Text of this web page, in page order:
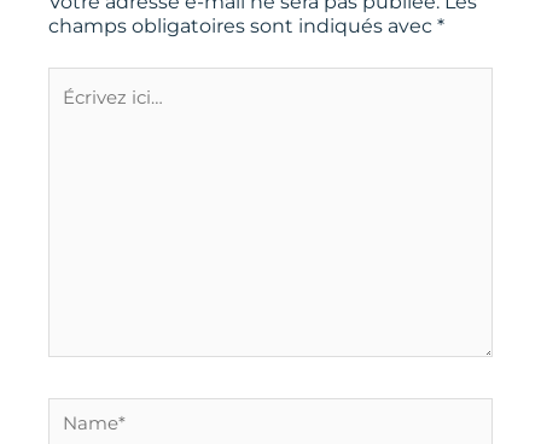
champs obligatoires sont indiqués avec *
ici…